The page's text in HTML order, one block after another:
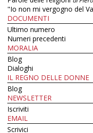
"Io non mi vergogno del
DOCUMENTI
Ultimo numero
Numeri precedenti
MORALIA
Blog
Dialoghi
IL REGNO DELLE DONNE
Blog
NEWSLETTER
Iscriviti
EMAIL
Scrivici